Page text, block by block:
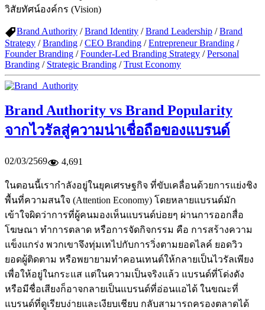
วิสัยทัศน์องค์กร (Vision)
Brand Authority /Brand Identity /Brand Leadership /Brand
Strategy /Branding /CEO Branding /Entrepreneur Branding /
Founder Branding /Founder-Led Branding Strategy /Personal
Branding / Strategic Branding /Trust Economy
Brand Authority vs Brand Popularity
จากไวรัลสู่ความน่าเชื่อถือของแบรนด์
02/03/2569 4,691
ในตอนนี้เรากำลังอยู่ในยุคเศรษฐกิจ ที่ขับเคลื่อนด้วยการแย่งชิง
พื้นที่ความสนใจ (Attention Economy) โดยหลายแบรนด์มัก
เข้าใจผิดว่าการที่ผู้คนมองเห็นแบรนด์บ่อยๆ ผ่านการออกสื่อ
โฆษณา ทำการตลาด หรือการจัดกิจกรรม คือ การสร้างความ
แข็งแกร่ง พวกเขาจึงทุ่มเทไปกับการวิ่งตามยอดไลค์ ยอดวิว
ยอดผู้ติดตาม หรือพยายามทำคอนเทนต์ให้กลายเป็นไวรัลเพียง
เพื่อให้อยู่ในกระแส แต่ในความเป็นจริงแล้ว แบรนด์ที่โด่งดัง
หรือมีชื่อเสียงก็อาจกลายเป็นแบรนด์ที่อ่อนแอได้ ในขณะที่
แบรนด์ที่ดูเรียบง่ายและเงียบเชียบ กลับสามารถครองตลาดได้